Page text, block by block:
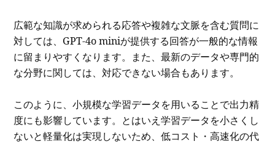
広範な知識が求められる応答や複雑な文脈を含む質問に
対しては、GPT-4o miniが提供する回答が一般的な情報
に留まりやすくなります。また、最新のデータや専門的
な分野に関しては、対応できない場合もあります。
このように、小規模な学習データを用いることで出力精
度にも影響しています。とはいえ学習データを小さくし
ないと軽量化は実現しないため、低コスト・高速化の代